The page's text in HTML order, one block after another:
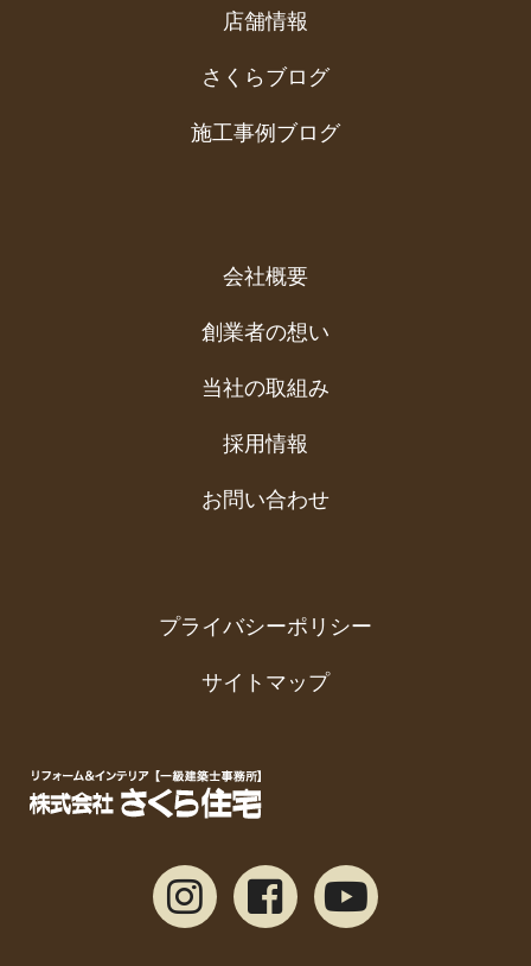
店舗情報
さくらブログ
施工事例ブログ
会社概要
創業者の想い
当社の取組み
採用情報
お問い合わせ
プライバシーポリシー
サイトマップ